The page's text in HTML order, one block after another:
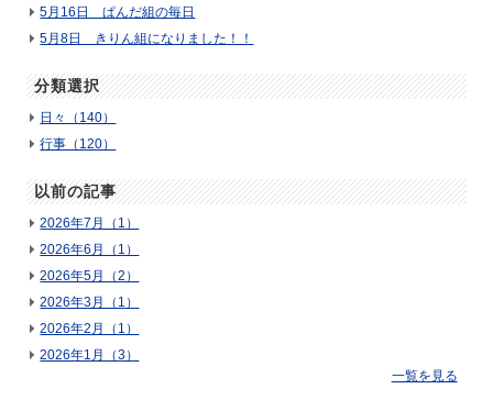
5月16日 ぱんだ組の毎日
5月8日 きりん組になりました！！
分類選択
日々（140）
行事（120）
以前の記事
2026年7月（1）
2026年6月（1）
2026年5月（2）
2026年3月（1）
2026年2月（1）
2026年1月（3）
一覧を見る